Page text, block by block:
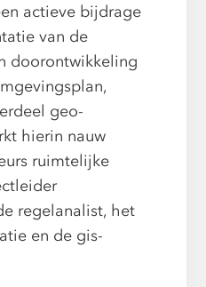
actieve bijdrage
van de
doorontwikkeling
geo-
hierin nauw
ruimtelijke
regelanalist, het
en de gis-